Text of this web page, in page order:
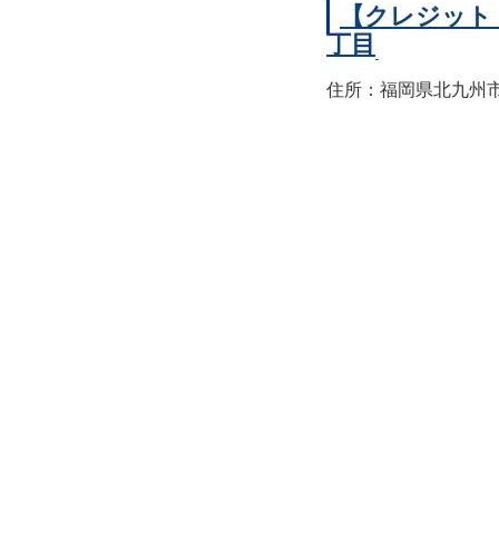
【クレジッ
丁目
住所：福岡県北九州